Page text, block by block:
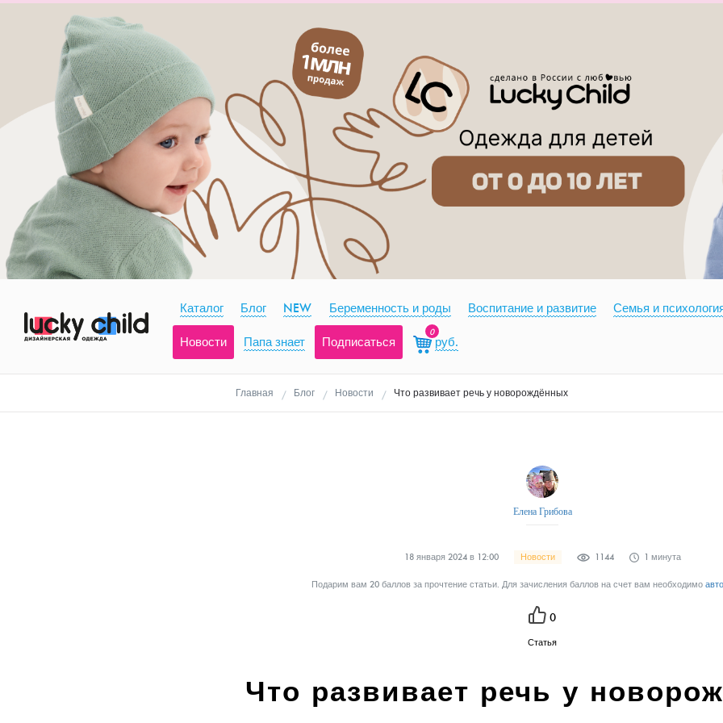
Каталог Блог NEW Беременность и роды Воспитание и развитие Семья и
Новости Папа знает Подписаться
0
руб.
Главная Блог Новости Что развивает речь у новорождённых
Елена Грибова
18 января 2024 в 12:00 Новости 1144 1 минута
Подарим вам 20 баллов за прочтение статьи. Для зачисления баллов на счет вам необходимо
0
Статья
Что развивает речь у